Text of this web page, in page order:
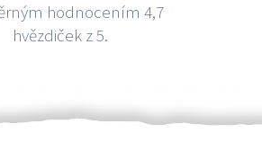
hodnocením 4,7
hvězdiček z 5.